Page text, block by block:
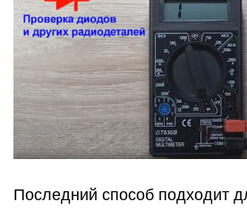
Последний способ подходит